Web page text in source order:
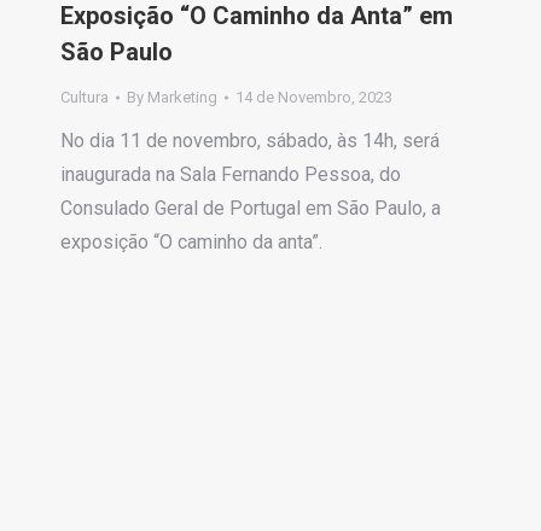
Exposição “O Caminho da Anta” em
São Paulo
Cultura By Marketing 14 de Novembro, 2023
No dia 11 de novembro, sábado, às 14h, será
inaugurada na Sala Fernando Pessoa, do
Consulado Geral de Portugal em São Paulo, a
exposição “O caminho da anta”.